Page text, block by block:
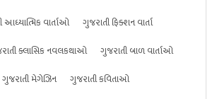
આધ્યાત્મિક વાર્તાઓ
ગુજરાતી ફિક્શન વાર્તા
ક્લાસિક નવલકથાઓ
ગુજરાતી બાળ વાર્તાઓ
ગુજરાતી મેગેઝિન
ગુજરાતી કવિતાઓ